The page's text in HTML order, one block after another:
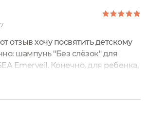
отзыв хочу посвятить детскому
шампунь "Без слёзок" для
Emerveil. Конечно, для ребенка,
безопасную альтернативу
И по-этому, когда узнала о